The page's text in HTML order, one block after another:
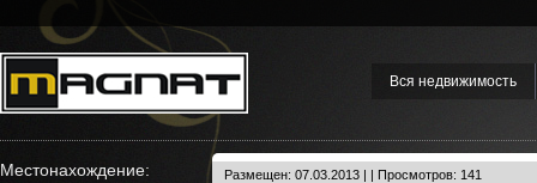
Вся недвижимость
Местонахождение:
Размещен: 07.03.2013 | | Просмотров: 141